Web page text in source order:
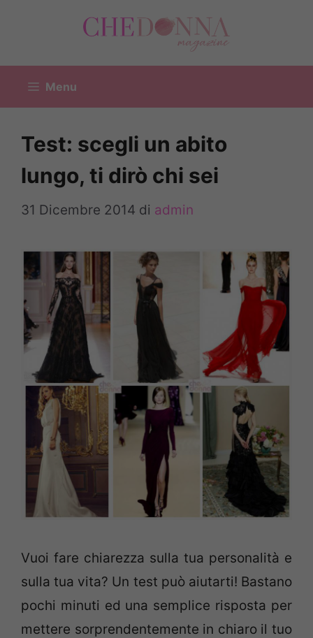
Menu
Test: scegli un abito
lungo, ti dirò chi sei
31 Dicembre 2014 di admin
Vuoi fare chiarezza sulla tua personalità e
sulla tua vita? Un test può aiutarti! Bastano
pochi minuti ed una semplice risposta per
mettere sorprendentemente in chiaro il tuo